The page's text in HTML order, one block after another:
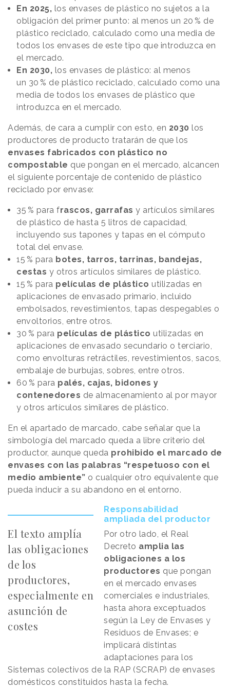
En 2025, los envases de plástico no sujetos a la
obligación del primer punto: al menos un 20 % de
plástico reciclado, calculado como una media de
todos los envases de este tipo que introduzca en
el mercado.
En 2030, los envases de plástico: al menos
un 30 % de plástico reciclado, calculado como una
media de todos los envases de plástico que
introduzca en el mercado.
Además, de cara a cumplir con esto, en 2030 los
productores de producto tratarán de que los
envases fabricados con plástico no
compostable que pongan en el mercado, alcancen
el siguiente porcentaje de contenido de plástico
reciclado por envase:
35 % para frascos, garrafas y artículos similares
de plástico de hasta 5 litros de capacidad,
incluyendo sus tapones y tapas en el cómputo
total del envase.
15 % para botes, tarros, tarrinas, bandejas,
cestas y otros artículos similares de plástico.
15 % para películas de plástico utilizadas en
aplicaciones de envasado primario, incluido
embolsados, revestimientos, tapas despegables o
envoltorios, entre otros.
30 % para películas de plástico utilizadas en
aplicaciones de envasado secundario o terciario,
como envolturas retráctiles, revestimientos, sacos,
embalaje de burbujas, sobres, entre otros.
60 % para palés, cajas, bidones y
contenedores de almacenamiento al por mayor
y otros artículos similares de plástico.
En el apartado de marcado, cabe señalar que la
simbología del marcado queda a libre criterio del
productor, aunque queda prohibido el marcado de
envases con las palabras “respetuoso con el
medio ambiente” o cualquier otro equivalente que
pueda inducir a su abandono en el entorno.
El texto amplía
las obligaciones
de los
productores,
especialmente en
asunción de
costes
Responsabilidad
ampliada del productor
Por otro lado, el Real
Decreto amplia las
obligaciones a los
productores que pongan
en el mercado envases
comerciales e industriales,
hasta ahora exceptuados
según la Ley de Envases y
Residuos de Envases; e
implicará distintas
adaptaciones para los
Sistemas colectivos de la RAP (SCRAP) de envases
domésticos constituidos hasta la fecha.